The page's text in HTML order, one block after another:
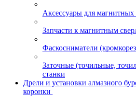
Аксессуары для магнитных
Запчасти к магнитным
Фаскосниматели
Заточные (точильные,
станки
Дрели и установки алмазного
коронки